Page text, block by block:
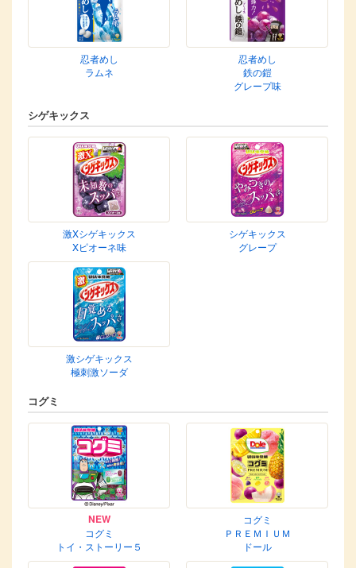
忍者めし
ラムネ
忍者めし
鉄の鎧
グレープ味
シゲキックス
激Xシゲキックス
Xピオーネ味
シゲキックス
グレープ
激シゲキックス
極刺激ソーダ
コグミ
NEW
コグミ
トイ・ストーリー５
コグミ
ＰＲＥＭＩＵＭ
ドール